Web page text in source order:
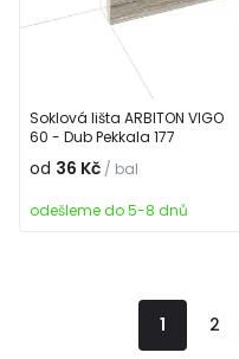
Soklová lišta ARBITON VIGO
60 - Dub Pekkala 177
od 36 Kč / bal
odešleme do 5-8 dnů
1 2